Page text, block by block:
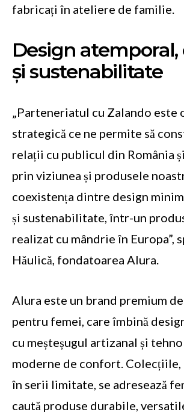
fabricați în ateliere de familie.
Design
și sustenabilitate
„Parteneriatul cu Zalando este
strategică ce ne permite să
relații cu publicul din România
prin viziunea și produsele
coexistența dintre design
și sustenabilitate, într-un
realizat cu mândrie în Europa”,
Hăulică, fondatoarea Alura.
Alura este un brand premium
pentru femei, care îmbină
cu meșteșugul artizanal și
moderne de confort. Colecțiile,
în serii limitate, se adresează
caută produse durabile,